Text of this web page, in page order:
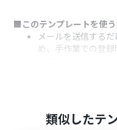
■このテンプレートを使う
メールを送信する
め、手作業での登
■フローボットの流れ
類似したテ